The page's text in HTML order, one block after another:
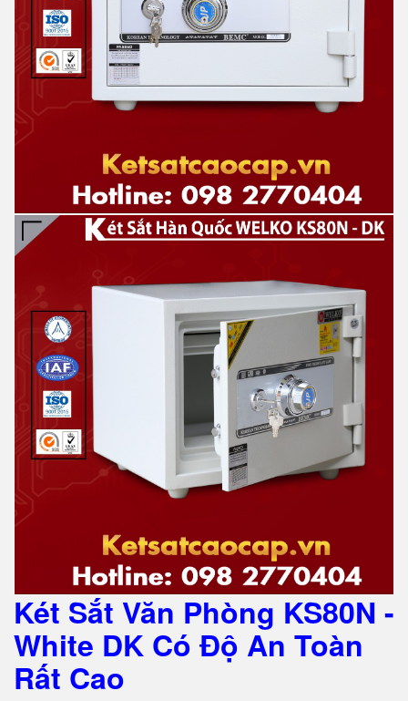
Két Sắt Văn Phòng KS80N -
White DK Có Độ An Toàn
Rất Cao